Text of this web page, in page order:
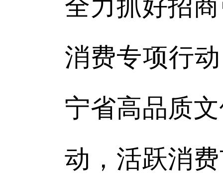
全力抓好招
消费专项行
宁省高品质
动，活跃消